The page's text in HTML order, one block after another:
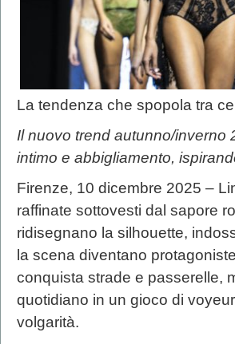
La tendenza che spopola tra
Il nuovo trend autunno/inverno
intimo e abbigliamento,
Firenze, 10 dicembre 2025 –
raffinate sottovesti dal sapore
ridisegnano la silhouette,
la scena diventano
conquista strade e passerelle,
quotidiano in un gioco di
volgarità.